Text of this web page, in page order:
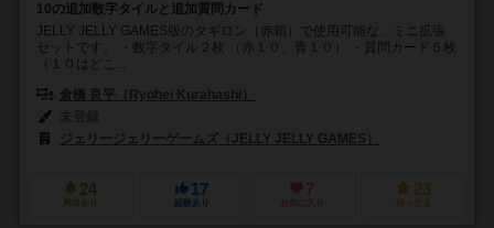
10の追加数字タイルと追加質問カード
JELLY JELLY GAMES版のタギロン（赤箱）で使用可能な、ミニ拡張
セットです。 ・数字タイル２枚 （赤１０、青１０） ・質問カード５枚
（１０はどこ...
倉橋 良平（Ryohei Kurahashi）
ジェリージェリーゲームズ（JELLY JELLY GAMES）
24
興味あり
17
経験あり
7
お気に入り
23
持ってる